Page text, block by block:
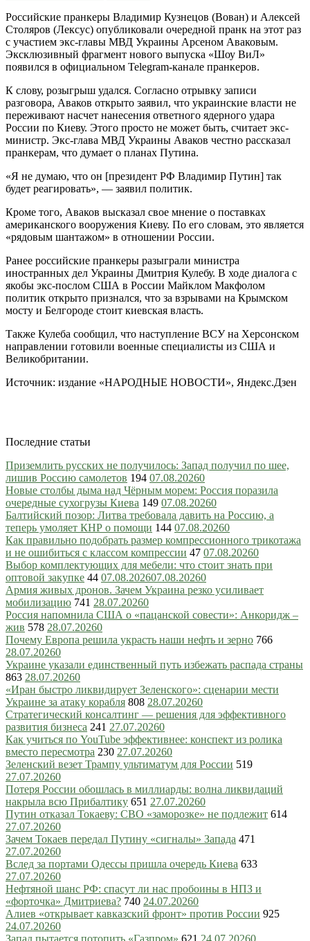
Российские пранкеры Владимир Кузнецов (Вован) и Алексей
Столяров (Лексус) опубликовали очередной пранк на этот раз
с участием экс-главы МВД Украины Арсеном Аваковым.
Эксклюзивный фрагмент нового выпуска «Шоу ВиЛ»
появился в официальном Telegram-канале пранкеров.
К слову, розыгрыш удался. Согласно отрывку записи
разговора, Аваков открыто заявил, что украинские власти не
переживают насчет нанесения ответного ядерного удара
России по Киеву. Этого просто не может быть, считает экс-
министр. Экс-глава МВД Украины Аваков честно рассказал
пранкерам, что думает о планах Путина.
«Я не думаю, что он [президент РФ Владимир Путин] так
будет реагировать», — заявил политик.
Кроме того, Аваков высказал свое мнение о поставках
американского вооружения Киеву. По его словам, это является
«рядовым шантажом» в отношении России.
Ранее российские пранкеры разыграли министра
иностранных дел Украины Дмитрия Кулебу. В ходе диалога с
якобы экс-послом США в России Майклом Макфолом
политик открыто признался, что за взрывами на Крымском
мосту и Белгороде стоит киевская власть.
Также Кулеба сообщил, что наступление ВСУ на Херсонском
направлении готовили военные специалисты из США и
Великобритании.
Источник: издание «НАРОДНЫЕ НОВОСТИ», Яндекс.Дзен
Последние статьи
Приземлить русских не получилось: Запад получил по шее,
лишив Россию самолетов 194 07.08.20260
Новые столбы дыма над Чёрным морем: Россия поразила
очередные сухогрузы Киева 149 07.08.20260
Балтийский позор: Литва требовала давить на Россию, а
теперь умоляет КНР о помощи 144 07.08.20260
Как правильно подобрать размер компрессионного трикотажа
и не ошибиться с классом компрессии 47 07.08.20260
Выбор комплектующих для мебели: что стоит знать при
оптовой закупке 44 07.08.202607.08.20260
Армия живых дронов. Зачем Украина резко усиливает
мобилизацию 741 28.07.20260
Россия напомнила США о «пацанской совести»: Анкоридж –
жив 578 28.07.20260
Почему Европа решила украсть наши нефть и зерно 766
28.07.20260
Украине указали единственный путь избежать распада страны
863 28.07.20260
«Иран быстро ликвидирует Зеленского»: сценарии мести
Украине за атаку корабля 808 28.07.20260
Стратегический консалтинг — решения для эффективного
развития бизнеса 241 27.07.20260
Как учиться по YouTube эффективнее: конспект из ролика
вместо пересмотра 230 27.07.20260
Зеленский везет Трампу ультиматум для России 519
27.07.20260
Потеря России обошлась в миллиарды: волна ликвидаций
накрыла всю Прибалтику 651 27.07.20260
Путин отказал Токаеву: СВО «заморозке» не подлежит 614
27.07.20260
Зачем Токаев передал Путину «сигналы» Запада 471
27.07.20260
Вслед за портами Одессы пришла очередь Киева 633
27.07.20260
Нефтяной шанс РФ: спасут ли нас пробоины в НПЗ и
«форточка» Дмитриева? 740 24.07.20260
Алиев «открывает кавказский фронт» против России 925
24.07.20260
Запад пытается потопить «Газпром» 621 24.07.20260